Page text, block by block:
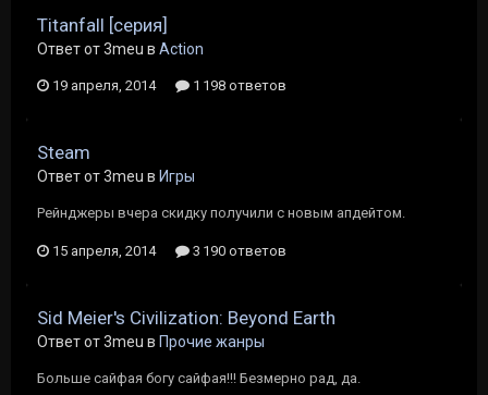
Titanfall [cерия]
Ответ от 3meu в Action
19 апреля, 2014 1 198 ответов
Steam
Ответ от 3meu в Игры
Рейнджеры вчера скидку получили с новым апдейтом.
15 апреля, 2014 3 190 ответов
Sid Meier's Civilization: Beyond Earth
Ответ от 3meu в Прочие жанры
Больше сайфая богу сайфая!!! Безмерно рад, да.